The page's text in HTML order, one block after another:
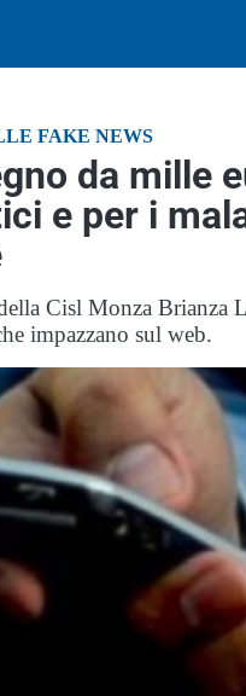
FAKE NEWS
da mille
e per i
Cisl Monza Brianza
impazzano sul web.